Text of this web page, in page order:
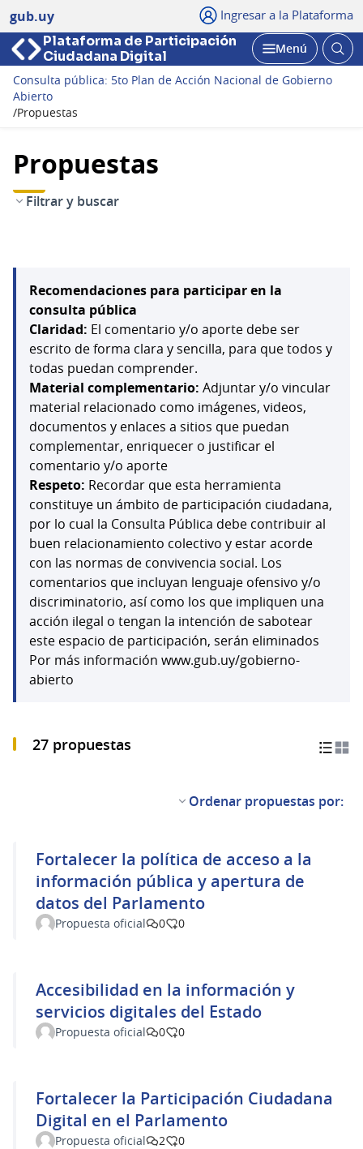
gub.uy Ingresar a la Plataforma
Plataforma de Participación
Ciudadana Digital
Abrir
Menú
Consulta pública: 5to Plan de Acción Nacional de Gobierno
Abierto
/Propuestas
Propuestas
Filtrar y buscar
Recomendaciones para participar en la
consulta pública
Claridad: El comentario y/o aporte debe ser
escrito de forma clara y sencilla, para que todos y
todas puedan comprender.
Material complementario: Adjuntar y/o vincular
material relacionado como imágenes, videos,
documentos y enlaces a sitios que puedan
complementar, enriquecer o justificar el
comentario y/o aporte
Respeto: Recordar que esta herramienta
constituye un ámbito de participación ciudadana,
por lo cual la Consulta Pública debe contribuir al
buen relacionamiento colectivo y estar acorde
con las normas de convivencia social. Los
comentarios que incluyan lenguaje ofensivo y/o
discriminatorio, así como los que impliquen una
acción ilegal o tengan la intención de sabotear
este espacio de participación, serán eliminados
Por más información www.gub.uy/gobierno-
abierto
27 propuestas
Ordenar propuestas por:
Fortalecer la política de acceso a la
información pública y apertura de
datos del Parlamento
Propuesta oficial 0 0
Accesibilidad en la información y
servicios digitales del Estado
Propuesta oficial 0 0
Fortalecer la Participación Ciudadana
Digital en el Parlamento
Propuesta oficial 2 0